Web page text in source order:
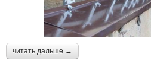
читать дальше →